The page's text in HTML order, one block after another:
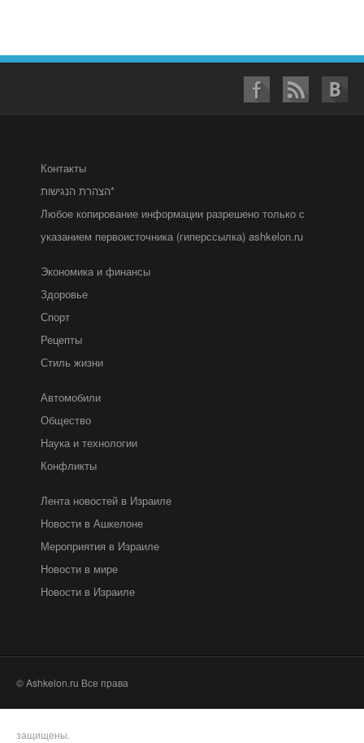
Контакты
הצהרת הנגישות*
Любое копирование информации разрешено только с
указанием первоисточника (гиперссылка) ashkelon.ru
Экономика и финансы
Здоровье
Спорт
Рецепты
Стиль жизни
Автомобили
Общество
Наука и технологии
Конфликты
Лента новостей в Израиле
Новости в Ашкелоне
Мероприятия в Израиле
Новости в мире
Новости в Израиле
© Ashkelon.ru Все права
защищены.